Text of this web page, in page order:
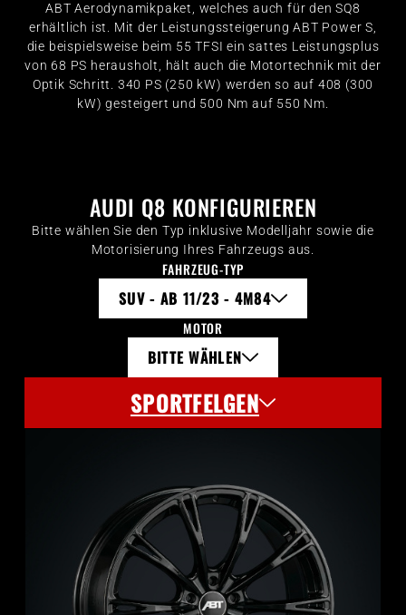
ABT Aerodynamikpaket, welches auch für den SQ8
erhältlich ist. Mit der Leistungssteigerung ABT Power S,
die beispielsweise beim 55 TFSI ein sattes Leistungsplus
von 68 PS herausholt, hält auch die Motortechnik mit der
Optik Schritt. 340 PS (250 kW) werden so auf 408 (300
kW) gesteigert und 500 Nm auf 550 Nm.
AUDI Q8 KONFIGURIEREN
Bitte wählen Sie den Typ inklusive Modelljahr sowie die
Motorisierung Ihres Fahrzeugs aus.
FAHRZEUG-TYP
SUV - AB 11/23 - 4M84
MOTOR
BITTE WÄHLEN
SPORTFELGEN